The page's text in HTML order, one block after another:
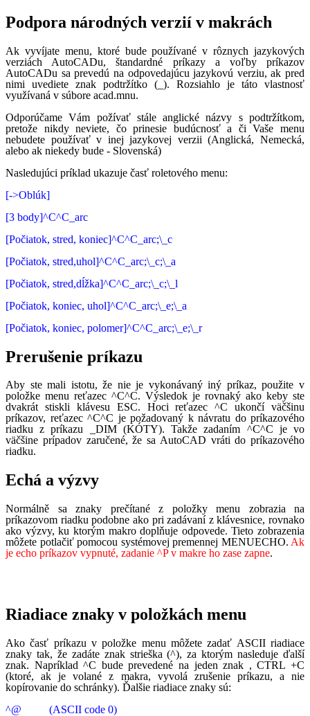
Podpora národných verzií v makrách
Ak vyvíjate menu, ktoré bude používané v rôznych jazykových
verziách AutoCADu, štandardné príkazy a voľby príkazov
AutoCADu sa prevedú na odpovedajúcu jazykovú verziu, ak pred
nimi uvediete znak podtržítko (_). Rozsiahlo je táto vlastnosť
využívaná v súbore acad.mnu.
Odporúčame Vám požívať stále anglické názvy s podtržítkom,
pretože nikdy neviete, čo prinesie budúcnosť a či Vaše menu
nebudete používať v inej jazykovej verzii (Anglická, Nemecká,
alebo ak niekedy bude - Slovenská)
Nasledujúci príklad ukazuje časť roletového menu:
[->Oblúk]
[3 body]^C^C_arc
[Počiatok, stred, koniec]^C^C_arc;\_c
[Počiatok, stred,uhol]^C^C_arc;\_c;\_a
[Počiatok, stred,dĺžka]^C^C_arc;\_c;\_l
[Počiatok, koniec, uhol]^C^C_arc;\_e;\_a
[Počiatok, koniec, polomer]^C^C_arc;\_e;\_r
Prerušenie príkazu
Aby ste mali istotu, že nie je vykonávaný iný príkaz, použite v
položke menu reťazec ^C^C. Výsledok je rovnaký ako keby ste
dvakrát stiskli klávesu ESC. Hoci reťazec ^C ukončí väčšinu
príkazov, reťazec ^C^C je požadovaný k návratu do príkazového
riadku z príkazu _DIM (KÓTY). Takže zadaním ^C^C je vo
väčšine prípadov zaručené, že sa AutoCAD vráti do príkazového
riadku.
Echá a výzvy
Normálně sa znaky prečítané z položky menu zobrazia na
príkazovom riadku podobne ako pri zadávaní z klávesnice, rovnako
ako výzvy, ku ktorým makro doplňuje odpovede. Tieto zobrazenia
môžete potlačiť pomocou systémovej premennej MENUECHO. Ak
je echo príkazov vypnuté, zadanie ^P v makre ho zase zapne.
Riadiace znaky v položkách menu
Ako časť príkazu v položke menu môžete zadať ASCII riadiace
znaky tak, že zadáte znak strieška (^), za ktorým nasleduje ďalší
znak. Napríklad ^C bude prevedené na jeden znak , CTRL +C
(ktoré, ak je volané z makra, vyvolá zrušenie príkazu, a nie
kopírovanie do schránky). Ďalšie riadiace znaky sú:
^@ (ASCII code 0)